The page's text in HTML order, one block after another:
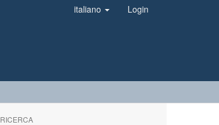
italiano Login
RICERCA